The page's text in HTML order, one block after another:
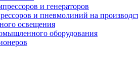
и генераторов
и пневмолиний на
освещения
оборудования